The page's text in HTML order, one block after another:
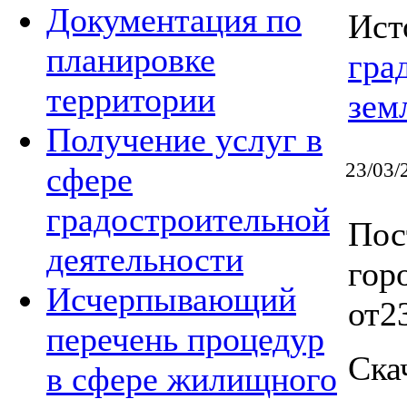
Документация по
планировке
территории
Получение услуг в
сфере
градостроительной
деятельности
Исчерпывающий
перечень процедур
в сфере жилищного
23/03/